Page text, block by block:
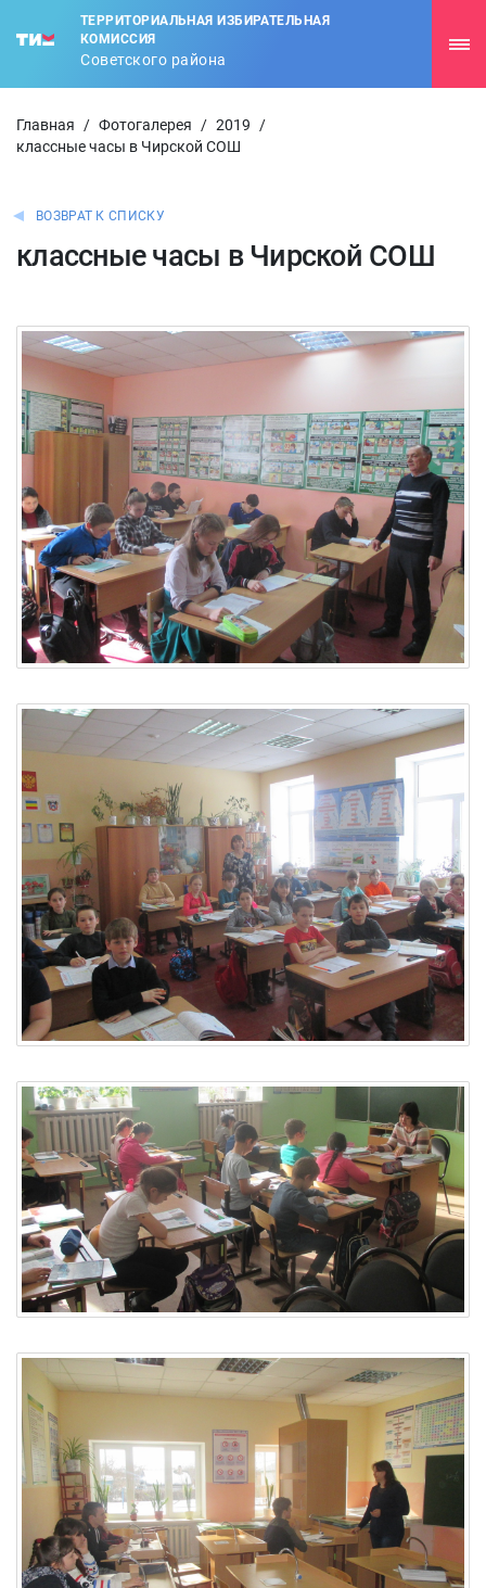
ТЕРРИТОРИАЛЬНАЯ ИЗБИРАТЕЛЬНАЯ
КОМИССИЯ
Советского района
Главная / Фотогалерея / 2019
/
классные часы в Чирской СОШ
ВОЗВРАТ К СПИСКУ
классные часы в Чирской СОШ